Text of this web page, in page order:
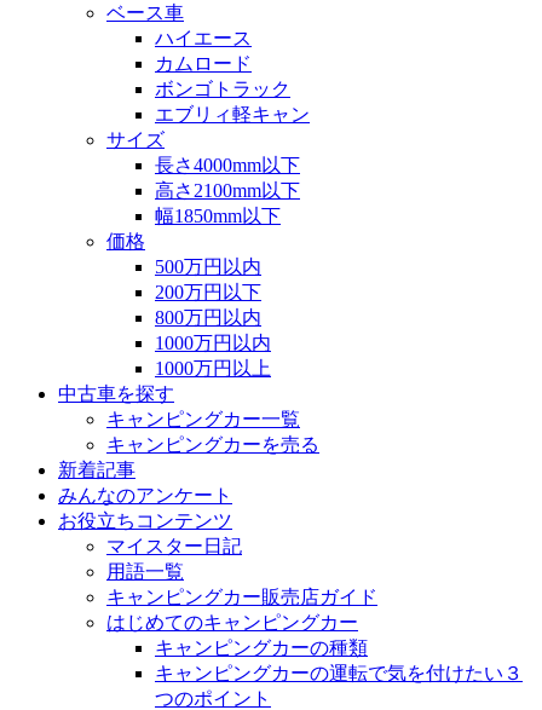
ベース車
ハイエース
カムロード
ボンゴトラック
エブリィ軽キャン
サイズ
長さ4000mm以下
高さ2100mm以下
幅1850mm以下
価格
500万円以内
200万円以下
800万円以内
1000万円以内
1000万円以上
中古車を探す
キャンピングカー一覧
キャンピングカーを売る
新着記事
みんなのアンケート
お役立ちコンテンツ
マイスター日記
用語一覧
キャンピングカー販売店ガイド
はじめてのキャンピングカー
キャンピングカーの種類
キャンピングカーの運転で気を付けたい３
つのポイント